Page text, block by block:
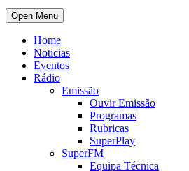
Open Menu
Home
Noticias
Eventos
Rádio
Emissão
Ouvir Emissão
Programas
Rubricas
SuperPlay
SuperFM
Equipa Técnica